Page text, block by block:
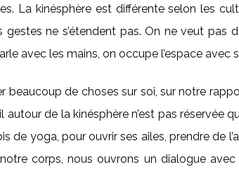
La kinésphère est différente selon les
ne s’étendent pas. On ne veut pas
avec les mains, on occupe l’espace avec
beaucoup de choses sur soi, sur notre
de la kinésphère n’est pas réservée
de yoga, pour ouvrir ses ailes, prendre de
corps, nous ouvrons un dialogue